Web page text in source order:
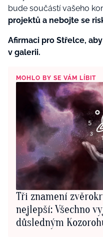
bude součástí vašeho
projektů a nebojte se
Afirmaci pro Střelce,
v galerii.
MOHLO BY SE VÁM LÍBIT
Tři znamení
nejlepší: Všechno
důsledným